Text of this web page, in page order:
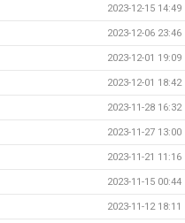
2023-12-15 14:49
2023-12-06 23:46
2023-12-01 19:09
2023-12-01 18:42
2023-11-28 16:32
2023-11-27 13:00
2023-11-21 11:16
2023-11-15 00:44
2023-11-12 18:11